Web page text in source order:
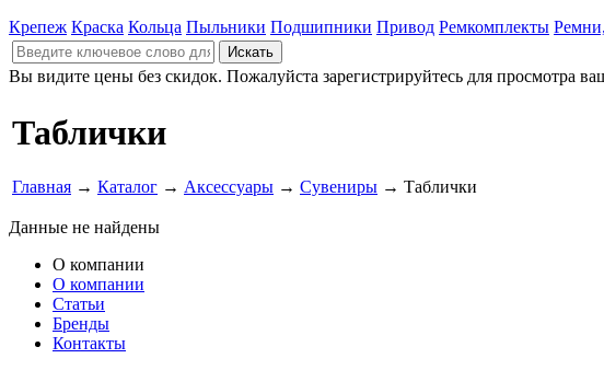
Крепеж Краска Кольца Пыльники Подшипники Привод Ремкомплекты
Вы видите цены без скидок. Пожалуйста зарегистрируйтесь для просмотра
Таблички
Главная → Каталог → Аксессуары → Сувениры → Таблички
Данные не найдены
О компании
О компании
Статьи
Бренды
Контакты